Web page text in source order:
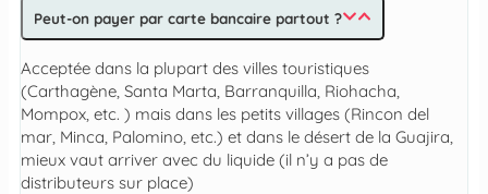
Peut-on payer par carte bancaire partout ?
Acceptée dans la plupart des villes touristiques
(Carthagène, Santa Marta, Barranquilla, Riohacha,
Mompox, etc. ) mais dans les petits villages (Rincon del
mar, Minca, Palomino, etc.) et dans le désert de la Guajira,
mieux vaut arriver avec du liquide (il n’y a pas de
distributeurs sur place)